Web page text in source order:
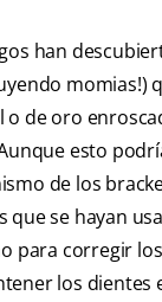
han
momias!)
o de oro
esto
de los
que se hayan
para corregir
los dientes